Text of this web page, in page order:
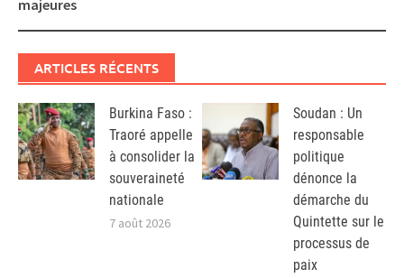
majeures
ARTICLES RÉCENTS
Burkina Faso :
Traoré appelle
à consolider la
souveraineté
nationale
7 août 2026
Soudan : Un
responsable
politique
dénonce la
démarche du
Quintette sur le
processus de
paix